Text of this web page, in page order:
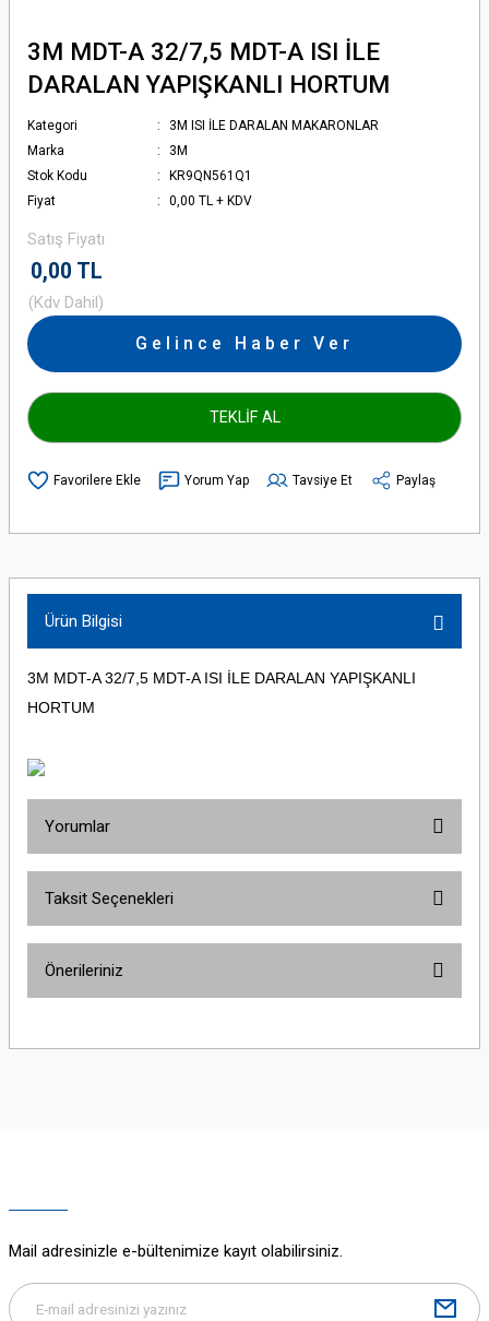
3M MDT-A 32/7,5 MDT-A ISI İLE
DARALAN YAPIŞKANLI HORTUM
Kategori
3M ISI İLE DARALAN MAKARONLAR
Marka
3M
Stok Kodu
KR9QN561Q1
Fiyat
0,00 TL + KDV
Satış Fiyatı
0,00 TL
(Kdv Dahil)
Gelince Haber Ver
TEKLİF AL
Yorum Yap Tavsiye Et Paylaş
Ürün Bilgisi
3M MDT-A 32/7,5 MDT-A ISI İLE DARALAN YAPIŞKANLI
HORTUM
Yorumlar
Taksit Seçenekleri
Önerileriniz
yetersiz gördüğünüz noktaları öneri formunu kullanarak tarafımıza
Bu ürüne benzer farklı alternatifler olmalı.
Mail adresinizle e-bültenimize kayıt olabilirsiniz.